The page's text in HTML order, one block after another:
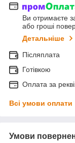
Ви отримаєте
або гроші
Детальніше
Післяплата
Готівкою
Оплата за
Всі умови оплати
Умови